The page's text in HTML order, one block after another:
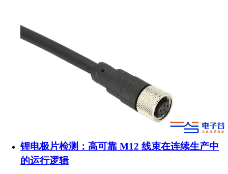
锂电极片检测：高可靠 M12 线束在连续生产中
的运行逻辑